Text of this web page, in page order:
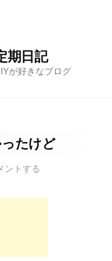
期日記
が好きなブログ
たけど
ントする